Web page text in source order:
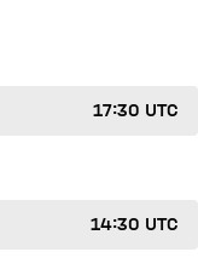
17:30 UTC
14:30 UTC